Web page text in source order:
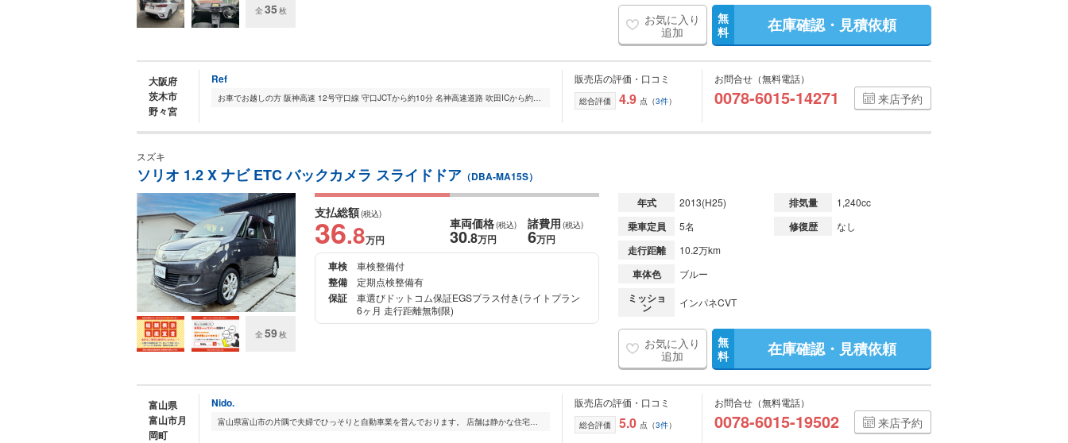
全 35枚
お気に入り
追加
無
料
在庫確認・見積依頼
大阪府
茨木市
野々宮
Ref
お車でお越しの方 阪神高速 12号守口線 守口JCTから約10分 名神高速道路 吹田ICから約20分 近畿自動車道 摂津北ICから約20分 電車にてお越しの方 阪急電車 京都線 南茨...
販売店の評価・口コミ
総合評価 4.9 点（3件）
お問合せ（無料電話）
0078-6015-14271 来店予約
スズキ
ソリオ 1.2 X ナビ ETC バックカメラ スライドドア （DBA-MA15S）
全 59枚
支払総額(税込)
36.8万円
車両価格(税込)
30.8万円
諸費用 (税込)
6万円
車検
車検整備付
整備 定期点検整備有
保証
車選びドットコム保証EGSプラス付き(ライトプラン
6ヶ月 走行距離無制限)
年式 2013(H25) 排気量 1,240cc
乗車定員 5名 修復歴 なし
走行距離 10.2万km
車体色 ブルー
ミッショ
ン インパネCVT
お気に入り
追加
無
料
在庫確認・見積依頼
富山県
富山市月
岡町
Nido.
富山県富山市の片隅で夫婦でひっそりと自動車業を営んでおります。 店舗は静かな住宅地街にございますので、完全予約制にて、一人一人のお客様とのお時間をしっかりと...
販売店の評価・口コミ
総合評価 5.0 点（3件）
お問合せ（無料電話）
0078-6015-19502 来店予約